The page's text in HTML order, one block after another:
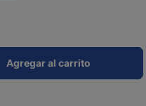
Agregar al carrito